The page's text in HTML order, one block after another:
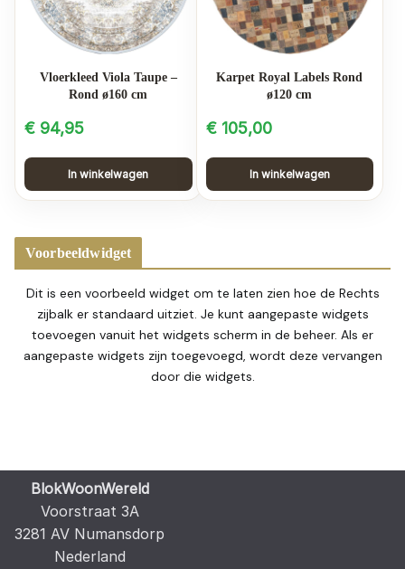
Vloerkleed Viola Taupe –
Rond ø160 cm
€ 94,95
In winkelwagen
Karpet Royal Labels Rond
ø120 cm
€105,00
In winkelwagen
Voorbeeldwidget
Dit is een voorbeeld widget om te laten zien hoe de Rechts
zijbalk er standaard uitziet. Je kunt aangepaste widgets
toevoegen vanuit het widgets scherm in de beheer. Als er
aangepaste widgets zijn toegevoegd, wordt deze vervangen
door die widgets.
BlokWoonWereld
Voorstraat 3A
3281 AV Numansdorp
Nederland